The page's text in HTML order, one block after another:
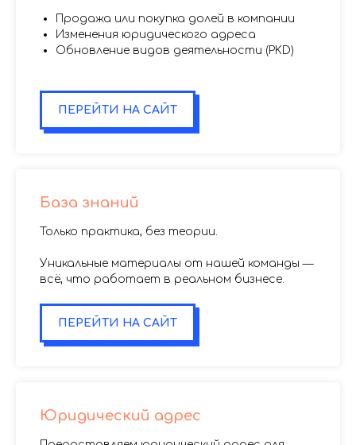
Продажа или покупка долей в компании
Изменения юридического адреса
Обновление видов деятельности (PKD)
ПЕРЕЙТИ НА САЙТ
База знаний
Только практика, без теории.
Уникальные материалы от нашей команды —
всё, что работает в реальном бизнесе.
ПЕРЕЙТИ НА САЙТ
Юридический адрес